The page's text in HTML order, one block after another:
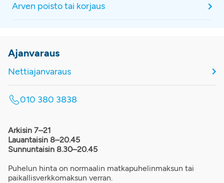
Arven poisto tai korjaus
Ajanvaraus
Nettiajanvaraus
010 380 3838
Arkisin 7–21
Lauantaisin 8–20.45
Sunnuntaisin 8.30–20.45
Puhelun hinta on normaalin matkapuhelinmaksun tai
paikallisverkkomaksun verran.